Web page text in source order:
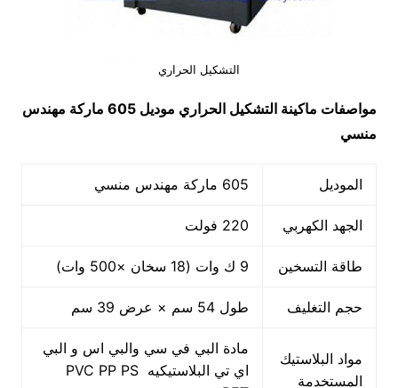
التشكيل الحراري
مواصفات ماكينة التشكيل الحراري
موديل 605 ماركة مهندس
منسي
الموديل 605 ماركة مهندس منسي
الجهد الكهربي 220 فولت
طاقة التسخين 9 ك وات (18 سخان ×500 وات)
حجم التغليف طول 54 سم × عرض 39 سم
مواد البلاستيك
المستخدمة
مادة البي في سي والبي اس و البي
اي تي البلاستيكيه PVC PP PS